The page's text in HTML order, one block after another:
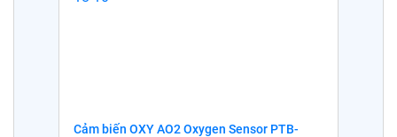
Cảm biến OXY AO2 Oxygen Sensor PTB-